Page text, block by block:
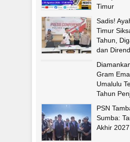
Timur
Sadis!
Timur
Tahun,
dan
Gram
Umalulu
Tahun
PSN
Sumba:
Akhir 2027